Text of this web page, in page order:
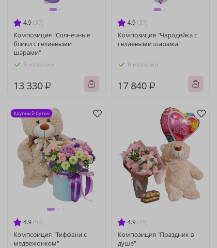
4.9 (37)
Композиция "Солнечные
блики с гелиевыми
шарами"
В наличии
13 330 ₽
4.9 (37)
Композиция "Чародейка с
гелиевыми шарами"
В наличии
17 840 ₽
4.9 (59)
Композиция "Тиффани с
медвежонком"
Крупный бутон
4.9 (45)
Композиция "Праздник в
душе"